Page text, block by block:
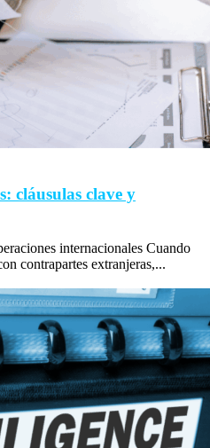
cláusulas clave y
internacionales Cuando
contrapartes extranjeras,...